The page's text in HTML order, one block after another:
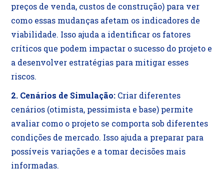
preços de venda, custos de construção) para ver
como essas mudanças afetam os indicadores de
viabilidade. Isso ajuda a identificar os fatores
críticos que podem impactar o sucesso do projeto e
a desenvolver estratégias para mitigar esses
riscos.
2. Cenários de Simulação: Criar diferentes
cenários (otimista, pessimista e base) permite
avaliar como o projeto se comporta sob diferentes
condições de mercado. Isso ajuda a preparar para
possíveis variações e a tomar decisões mais
informadas.